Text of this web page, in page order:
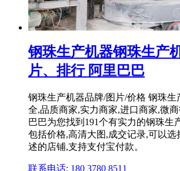
钢珠生产机器钢珠生产
片、排行 阿里巴巴
钢珠生产机器品牌/图片/价格 钢珠生
全,品质商家,实力商家,进口商家,微
巴巴为您找到191个有实力的钢珠生
包括价格,高清大图,成交记录,可以选
述的店铺,支持支付宝付款。
联系电话: 180 3780 8511